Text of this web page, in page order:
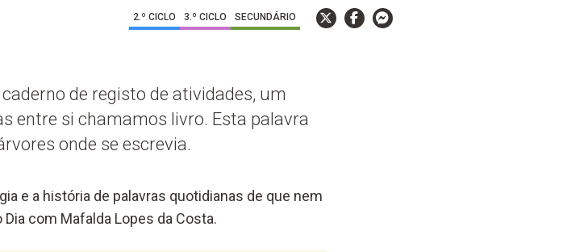
2.º CICLO 3.º CICLO SECUNDÁRIO
de registo de atividades, um
entre si chamamos livro. Esta palavra
onde se escrevia.
e a história de palavras quotidianas de que nem
com Mafalda Lopes da Costa.